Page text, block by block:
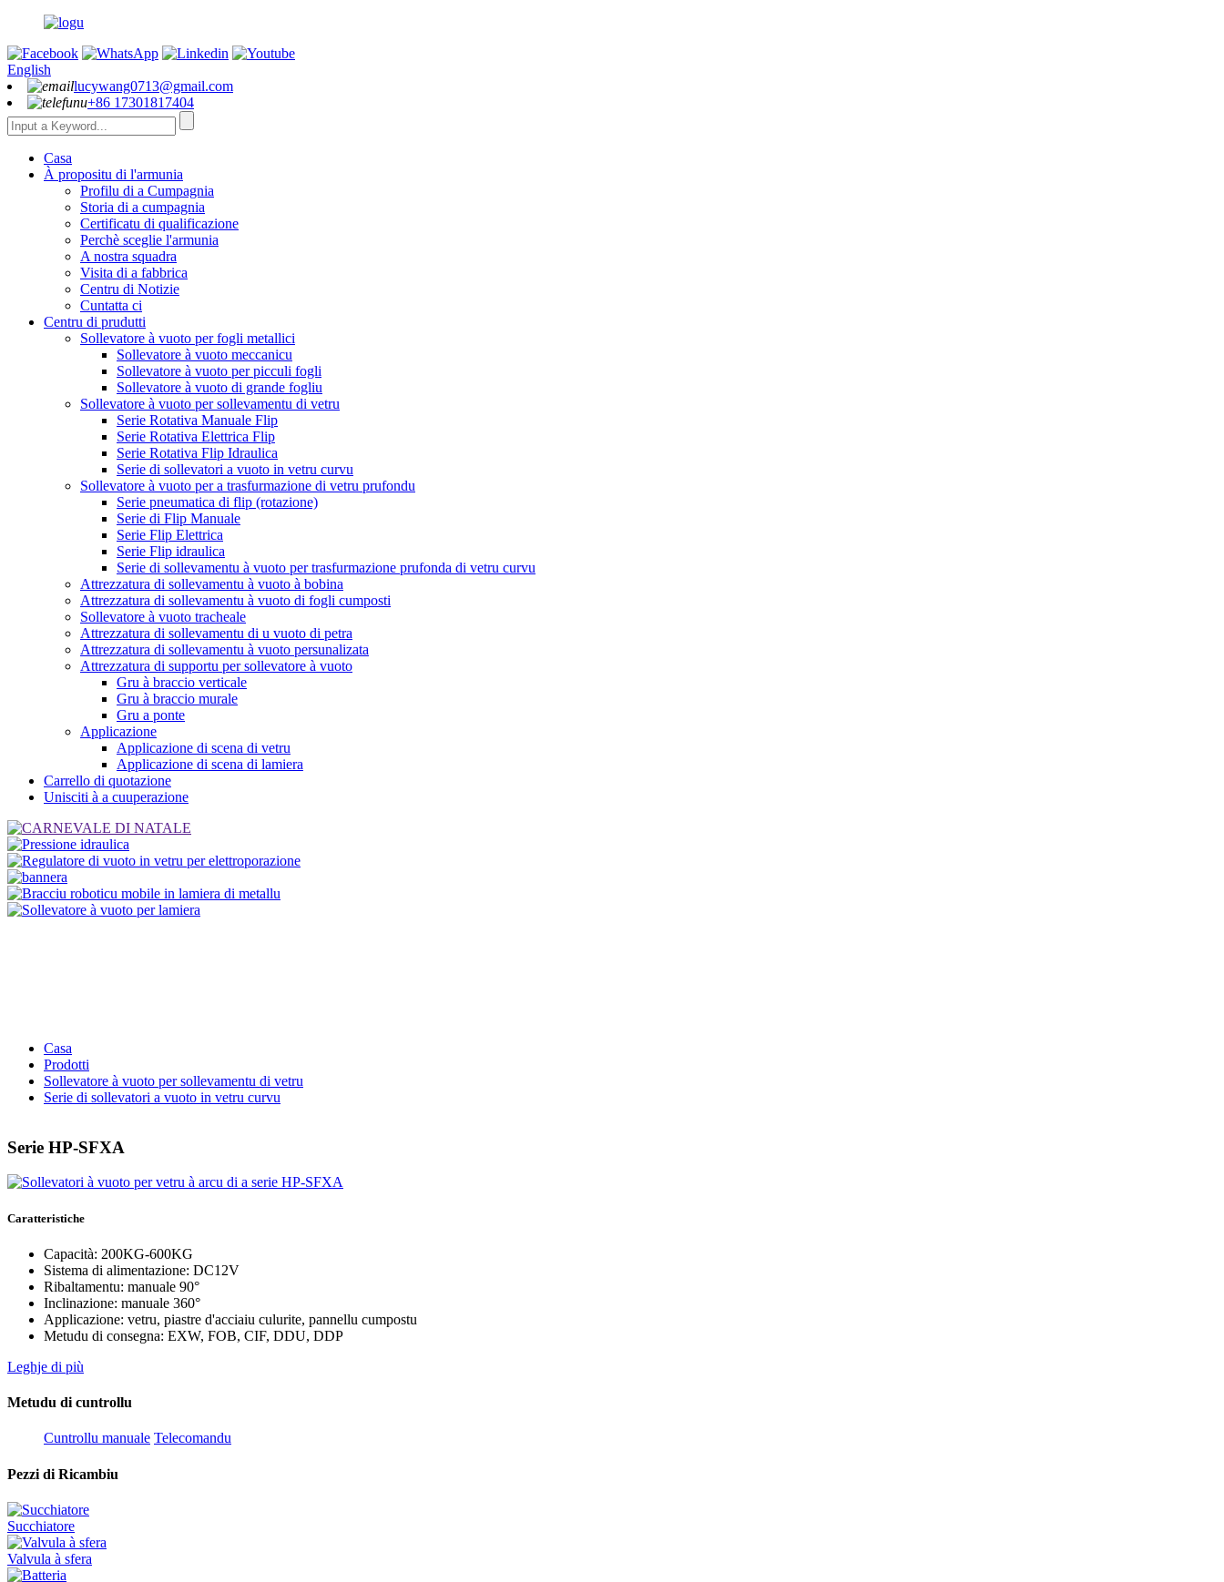
English
lucywang0713@gmail.com
+86 17301817404
Casa
À propositu di l'armunia
Profilu di a Cumpagnia
Storia di a cumpagnia
Certificatu di qualificazione
Perchè sceglie l'armunia
A nostra squadra
Visita di a fabbrica
Centru di Notizie
Cuntatta ci
Centru di prudutti
Sollevatore à vuoto per fogli metallici
Sollevatore à vuoto meccanicu
Sollevatore à vuoto per picculi fogli
Sollevatore à vuoto di grande fogliu
Sollevatore à vuoto per sollevamentu di vetru
Serie Rotativa Manuale Flip
Serie Rotativa Elettrica Flip
Serie Rotativa Flip Idraulica
Serie di sollevatori a vuoto in vetru curvu
Sollevatore à vuoto per a trasfurmazione di vetru prufondu
Serie pneumatica di flip (rotazione)
Serie di Flip Manuale
Serie Flip Elettrica
Serie Flip idraulica
Serie di sollevamentu à vuoto per trasfurmazione prufonda di vetru curvu
Attrezzatura di sollevamentu à vuoto à bobina
Attrezzatura di sollevamentu à vuoto di fogli cumposti
Sollevatore à vuoto tracheale
Attrezzatura di sollevamentu di u vuoto di petra
Attrezzatura di sollevamentu à vuoto persunalizata
Attrezzatura di supportu per sollevatore à vuoto
Gru à braccio verticale
Gru à braccio murale
Gru a ponte
Applicazione
Applicazione di scena di vetru
Applicazione di scena di lamiera
Carrello di quotazione
Unisciti à a cuuperazione
Casa
Prodotti
Sollevatore à vuoto per sollevamentu di vetru
Serie di sollevatori a vuoto in vetru curvu
Serie HP-SFXA
Caratteristiche
Capacità: 200KG-600KG
Sistema di alimentazione: DC12V
Ribaltamentu: manuale 90°
Inclinazione: manuale 360°
Applicazione: vetru, piastre d'acciaiu culurite, pannellu cumpostu
Metudu di consegna: EXW, FOB, CIF, DDU, DDP
Leghje di più
Metudu di cuntrollu
Cuntrollu manuale Telecomandu
Pezzi di Ricambiu
Succhiatore
Valvula à sfera